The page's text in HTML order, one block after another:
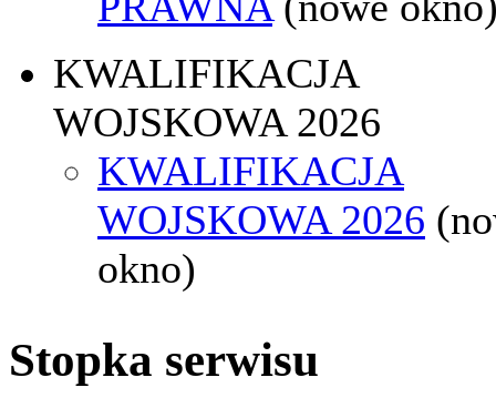
KWALIFIKACJA
WOJSKOWA 2026
KWALIFIKACJA
WOJSKOWA 2026
okno)
Stopka serwisu